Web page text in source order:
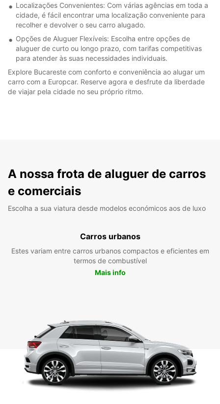
Localizações Convenientes: Com várias agências em toda a
cidade, é fácil encontrar uma localização conveniente para
recolher e devolver o seu carro alugado.
Opções de Aluguer Flexíveis: Escolha entre opções de
aluguer de curto ou longo prazo, com tarifas competitivas
para atender às suas necessidades individuais.
Explore Bucareste com conforto e conveniência ao alugar um
carro com a Europcar. Reserve agora e desfrute da liberdade
de viajar pela cidade no seu próprio ritmo.
A nossa frota de aluguer de carros
e comerciais
Escolha a sua viatura desde modelos económicos aos de luxo
Carros urbanos
Estes variam entre carros urbanos compactos e eficientes em
termos de combustível
Mais info